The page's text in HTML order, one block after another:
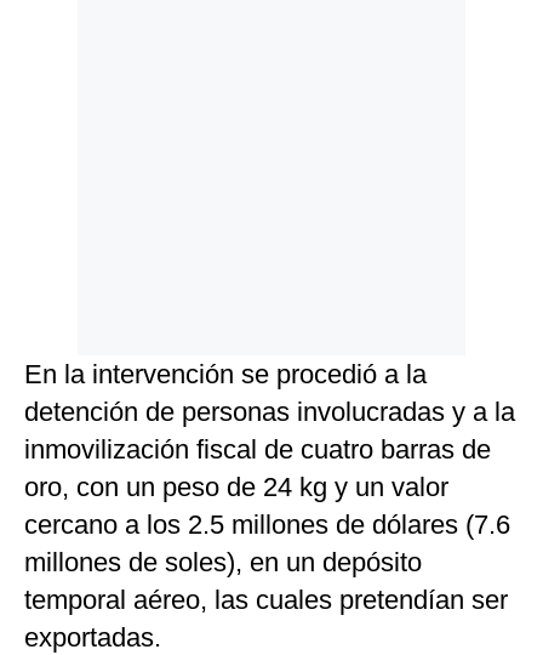
En la intervención se procedió a la
detención de personas involucradas y a la
inmovilización fiscal de cuatro barras de
oro, con un peso de 24 kg y un valor
cercano a los 2.5 millones de dólares (7.6
millones de soles), en un depósito
temporal aéreo, las cuales pretendían ser
exportadas.